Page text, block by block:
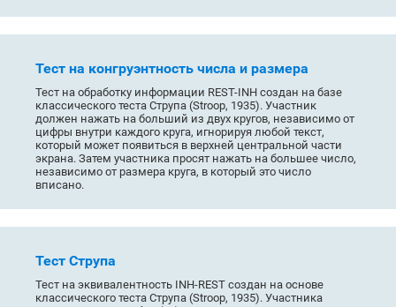
Тест на конгруэнтность числа и размера
Тест на обработку информации REST-INH создан на базе
классического теста Струпа (Stroop, 1935). Участник
должен нажать на больший из двух кругов, независимо от
цифры внутри каждого круга, игнорируя любой текст,
который может появиться в верхней центральной части
экрана. Затем участника просят нажать на большее число,
независимо от размера круга, в который это число
вписано.
Тест Струпа
Тест на эквивалентность INH-REST создан на основе
классического теста Струпа (Stroop, 1935). Участника